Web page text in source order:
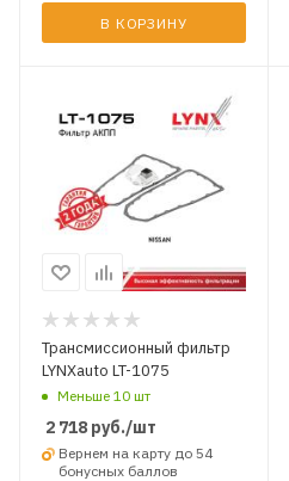
В КОРЗИНУ
Трансмиссионный фильтр
LYNXauto LT-1075
Меньше 10 шт
2 718 руб./шт
Вернем на карту до 54
бонусных баллов